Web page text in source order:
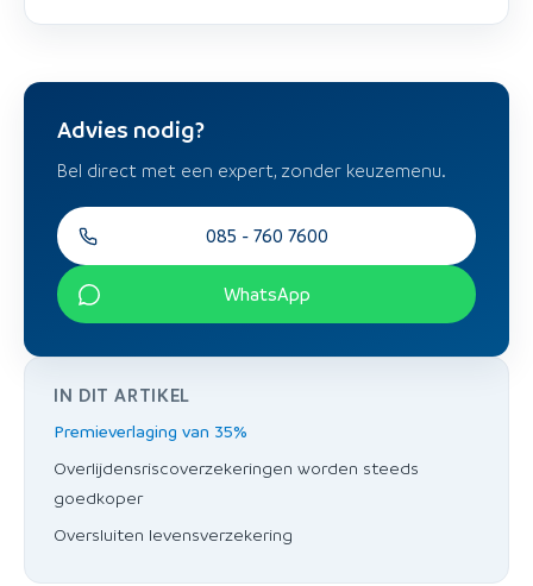
IN DIT ARTIKEL
Premieverlaging van 35%
Overlijdensriscoverzekeringen worden steeds
goedkoper
Oversluiten levensverzekering
Advies nodig?
Bel direct met een expert, zonder keuzemenu.
085 - 760 7600
WhatsApp